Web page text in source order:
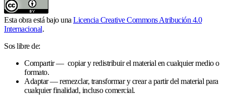
Esta obra está bajo una Licencia Creative Commons Atribución 4.0
Internacional.
Sos libre de:
Compartir — copiar y redistribuir el material en cualquier medio o
formato.
Adaptar — remezclar, transformar y crear a partir del material para
cualquier finalidad, incluso comercial.